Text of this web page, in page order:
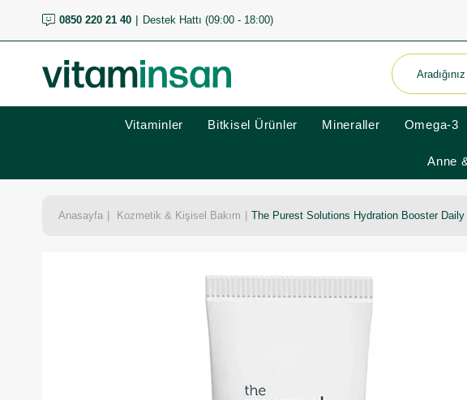
0850 220 21 40 Destek Hattı (09:00 - 18:00)
Vitaminler Bitkisel Ürünler Mineraller Omega-3
Anne
Anasayfa Kozmetik & Kişisel Bakım The Purest Solutions Hydration Booster